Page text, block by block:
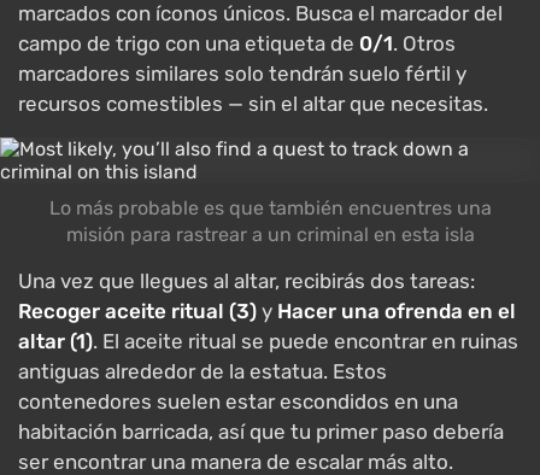
marcados con íconos únicos. Busca el marcador del
campo de trigo con una etiqueta de 0/1. Otros
marcadores similares solo tendrán suelo fértil y
recursos comestibles — sin el altar que necesitas.
Lo más probable es que también encuentres una
misión para rastrear a un criminal en esta isla
Una vez que llegues al altar, recibirás dos tareas:
Recoger aceite ritual (3) y Hacer una ofrenda en el
altar (1). El aceite ritual se puede encontrar en ruinas
antiguas alrededor de la estatua. Estos
contenedores suelen estar escondidos en una
habitación barricada, así que tu primer paso debería
ser encontrar una manera de escalar más alto.